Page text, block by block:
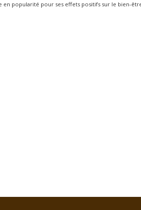
en popularité pour ses effets positifs sur le bien-